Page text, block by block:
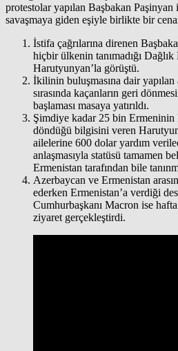
protestolar yapılan Başbakan Paşinyan
savaşmaya giden eşiyle birlikte bir
İstifa çağrılarına direnen
hiçbir ülkenin tanımadığı
Harutyunyan’la görüştü.
İkilinin buluşmasına dair yapılan
sırasında kaçanların geri
başlaması masaya yatırıldı.
Şimdiye kadar 25 bin Ermeninin
döndüğü bilgisini veren
ailelerine 600 dolar yardım
anlaşmasıyla statüsü tamamen
Ermenistan tarafından bile
Azerbaycan ve Ermenistan
ederken Ermenistan’a verdiği
Cumhurbaşkanı Macron ise
ziyaret gerçekleştirdi.